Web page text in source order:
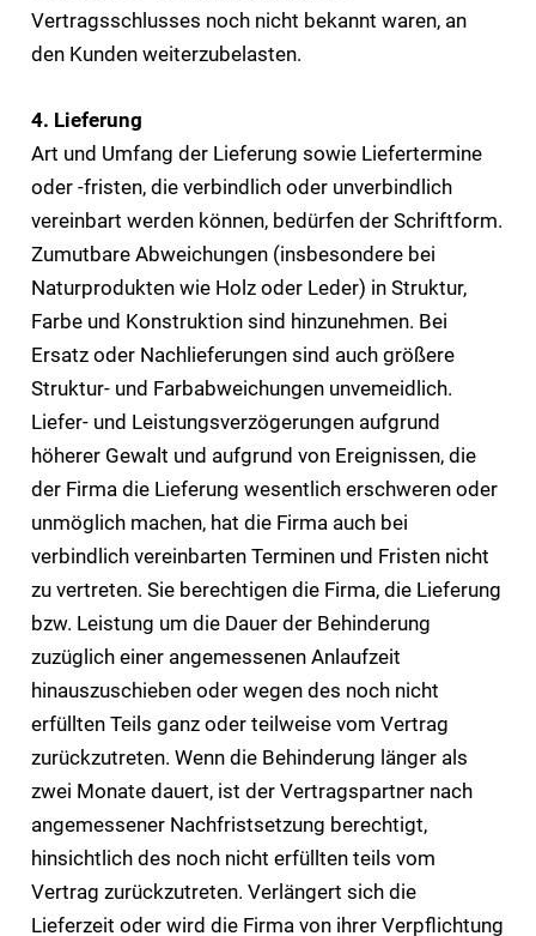
Vertragsschlusses noch nicht bekannt waren, an
den Kunden weiterzubelasten.
4. Lieferung
Art und Umfang der Lieferung sowie Liefertermine
oder -fristen, die verbindlich oder unverbindlich
vereinbart werden können, bedürfen der Schriftform.
Zumutbare Abweichungen (insbesondere bei
Naturprodukten wie Holz oder Leder) in Struktur,
Farbe und Konstruktion sind hinzunehmen. Bei
Ersatz oder Nachlieferungen sind auch größere
Struktur- und Farbabweichungen unvemeidlich.
Liefer- und Leistungsverzögerungen aufgrund
höherer Gewalt und aufgrund von Ereignissen, die
der Firma die Lieferung wesentlich erschweren oder
unmöglich machen, hat die Firma auch bei
verbindlich vereinbarten Terminen und Fristen nicht
zu vertreten. Sie berechtigen die Firma, die Lieferung
bzw. Leistung um die Dauer der Behinderung
zuzüglich einer angemessenen Anlaufzeit
hinauszuschieben oder wegen des noch nicht
erfüllten Teils ganz oder teilweise vom Vertrag
zurückzutreten. Wenn die Behinderung länger als
zwei Monate dauert, ist der Vertragspartner nach
angemessener Nachfristsetzung berechtigt,
hinsichtlich des noch nicht erfüllten teils vom
Vertrag zurückzutreten. Verlängert sich die
Lieferzeit oder wird die Firma von ihrer Verpflichtung